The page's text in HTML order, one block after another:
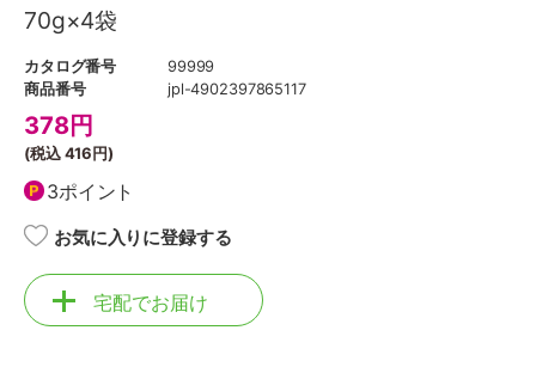
70g×4袋
カタログ番号
99999
商品番号
jpl-4902397865117
378円
(税込416円)
3ポイント
お気に入りに登録する
宅配でお届け